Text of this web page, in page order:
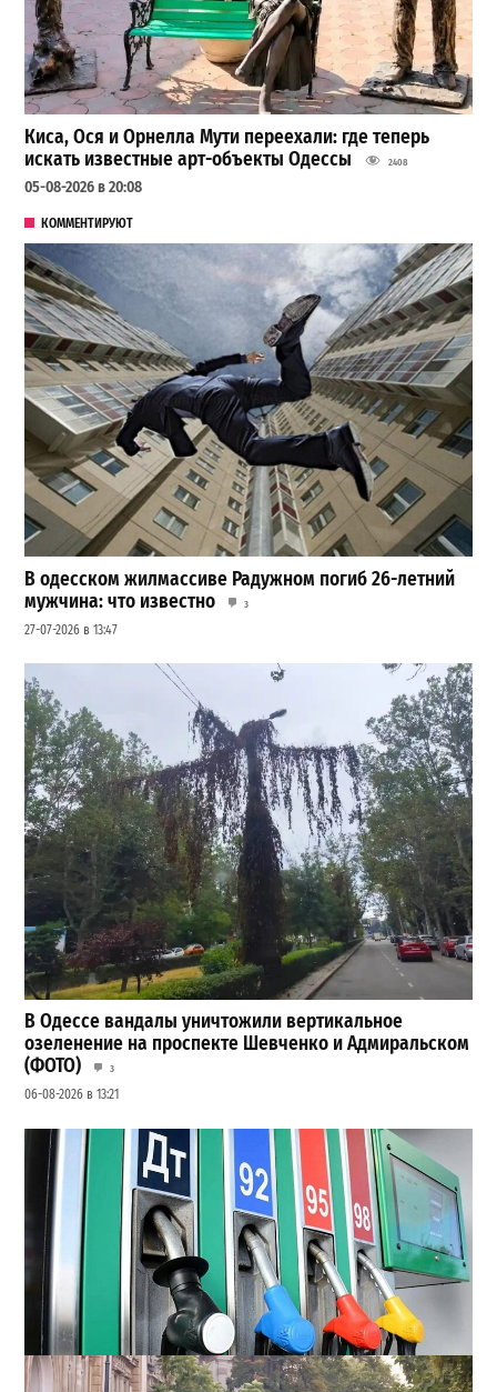
Киса, Ося и Орнелла Мути переехали: где теперь
искать известные арт-объекты Одессы
2408
05-08-2026 в 20:08
КОММЕНТИРУЮТ
В одесском жилмассиве Радужном погиб 26-летний
мужчина: что известно
3
27-07-2026 в 13:47
В Одессе вандалы уничтожили вертикальное
озеленение на проспекте Шевченко и Адмиральском
(ФОТО)
3
06-08-2026 в 13:21